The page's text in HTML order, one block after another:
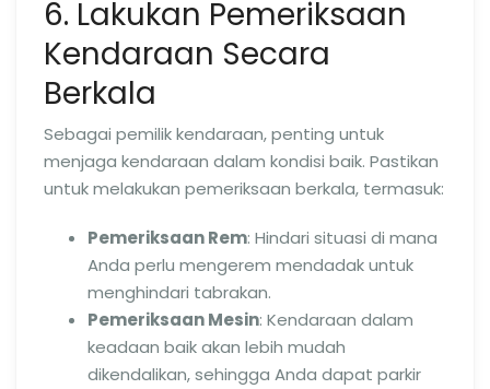
6. Lakukan Pemeriksaan
Kendaraan Secara
Berkala
Sebagai pemilik kendaraan, penting untuk
menjaga kendaraan dalam kondisi baik. Pastikan
untuk melakukan pemeriksaan berkala, termasuk:
Pemeriksaan Rem: Hindari situasi di mana
Anda perlu mengerem mendadak untuk
menghindari tabrakan.
Pemeriksaan Mesin: Kendaraan dalam
keadaan baik akan lebih mudah
dikendalikan, sehingga Anda dapat parkir